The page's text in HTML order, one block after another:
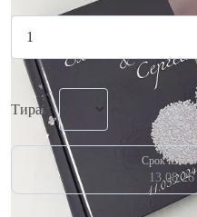
Тираж
Срок изгот.
13.08.26